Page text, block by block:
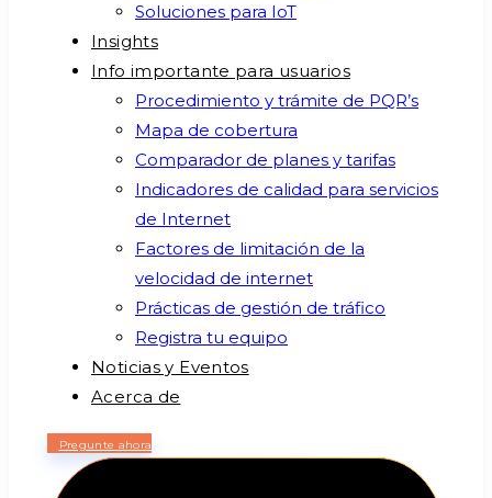
Soluciones para IoT
Insights
Info importante para usuarios
Procedimiento y trámite de PQR’s
Mapa de cobertura
Comparador de planes y tarifas
Indicadores de calidad para servicios
de Internet
Factores de limitación de la
velocidad de internet
Prácticas de gestión de tráfico
Registra tu equipo
Noticias y Eventos
Acerca de
Pregunte ahora